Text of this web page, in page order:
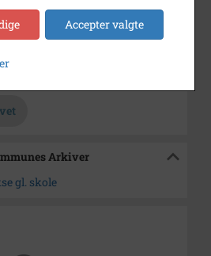
Sogn (1000-2050)
Arkiver
gl. skole
Accepter valgte